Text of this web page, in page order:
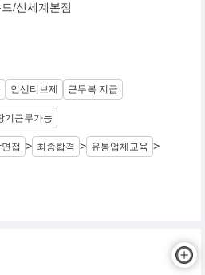
/신세계본점
인센티브제 근무복 지급
기근무가능
접 > 최종합격 > 유통업체교육 >